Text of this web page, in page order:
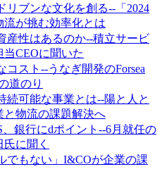
リブンな文化を創る--「2024
が挑む効率化とは
産性はあるのか--積立サービ
CEOに聞いた
スト--うなぎ開発のForsea
道のり
続可能な事業とは--陽と人と
と物流の課題解決へ
銀行にdポイント--6月就任の
に聞く
でもない」I&COが企業の課